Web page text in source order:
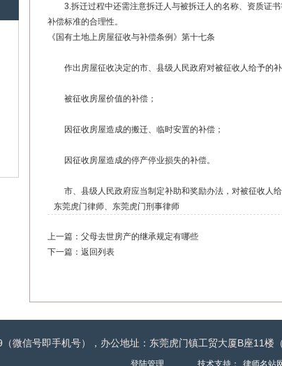
3.拆迁过程中还需注意拆迁人与被拆迁人的名称、资质证书
补偿标准的合理性。
《国有土地上房屋征收与补偿条例》第十七条
作出房屋征收决定的市、县级人民政府对被征收人给予的补
被征收房屋价值的补偿；
因征收房屋造成的搬迁、临时安置的补偿；
因征收房屋造成的停产停业损失的补偿。
市、县级人民政府应当制定补助和奖励办法，对被征收人给
东莞虎门律师、 东莞虎门刑事律师
上一篇： 父母去世房产的继承规定有哪些
下一篇： 返回列表
微信号即手机号），办公地址：东莞虎门镇工贸大厦B座11楼
登陆管理 、 技术支持： 律师名站